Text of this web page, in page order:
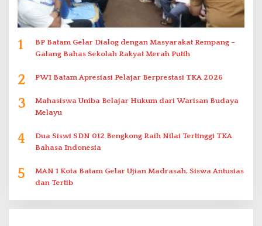
1
BP Batam Gelar Dialog dengan Masyarakat Rempang –
Galang Bahas Sekolah Rakyat Merah Putih
2 PWI Batam Apresiasi Pelajar Berprestasi TKA 2026
3
Mahasiswa Uniba Belajar Hukum dari Warisan Budaya
Melayu
4
Dua Siswi SDN 012 Bengkong Raih Nilai Tertinggi TKA
Bahasa Indonesia
5
MAN 1 Kota Batam Gelar Ujian Madrasah, Siswa Antusias
dan Tertib